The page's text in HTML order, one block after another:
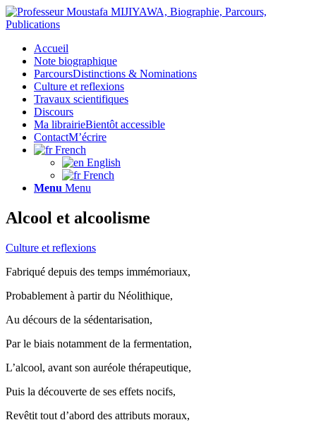
Accueil
Note biographique
ParcoursDistinctions & Nominations
Culture et reflexions
Travaux scientifiques
Discours
Ma librairieBientôt accessible
ContactM’écrire
French
English
French
Menu Menu
Alcool et alcoolisme
Culture et reflexions
Fabriqué depuis des temps immémoriaux,
Probablement à partir du Néolithique,
Au décours de la sédentarisation,
Par le biais notamment de la fermentation,
L’alcool, avant son auréole thérapeutique,
Puis la découverte de ses effets nocifs,
Revêtit tout d’abord des attributs moraux,